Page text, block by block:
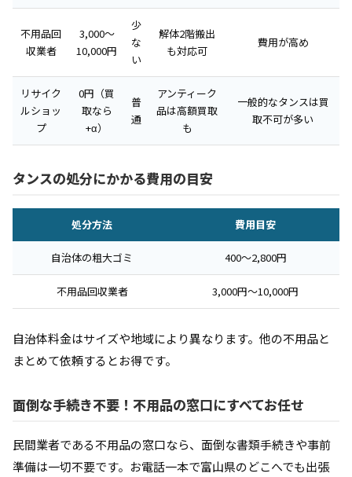
不用品回
収業者
3,000〜
10,000円
少
な
い
解体2階搬出
も対応可
費用が高め
リサイク
ルショッ
プ
0円（買
取なら
+α）
普
通
アンティーク
品は高額買取
も
一般的なタンスは買
取不可が多い
タンスの処分にかかる費用の目安
処分方法 費用目安
自治体の粗大ゴミ 400〜2,800円
不用品回収業者 3,000円〜10,000円
自治体料金はサイズや地域により異なります。他の不用品と
まとめて依頼するとお得です。
面倒な手続き不要！不用品の窓口にすべてお任せ
民間業者である不用品の窓口なら、面倒な書類手続きや事前
準備は一切不要です。お電話一本で富山県のどこへでも出張